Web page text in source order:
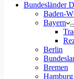
Bundesländer
Baden-
Bayern
Berlin
Bremen
Hamburg